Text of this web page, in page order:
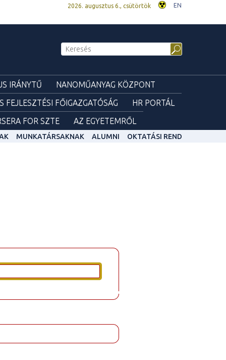
2026. augusztus 6., csütörtök EN
IRÁNYTŰ
NANOMŰANYAG KÖZPONT
FEJLESZTÉSI FŐIGAZGATÓSÁG
HR PORTÁL
FOR SZTE AZ EGYETEMRŐL
MUNKATÁRSAKNAK ALUMNI OKTATÁSI REND